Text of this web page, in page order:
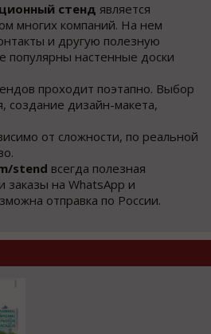
стенд является
многих компаний. На нем
и другую полезную
настенные доски
проходит поэтапно. Выбор
создание дизайн-макета,
от сложности, по реальной
stend всегда полезная
на WhatsApp и
отправка по России.